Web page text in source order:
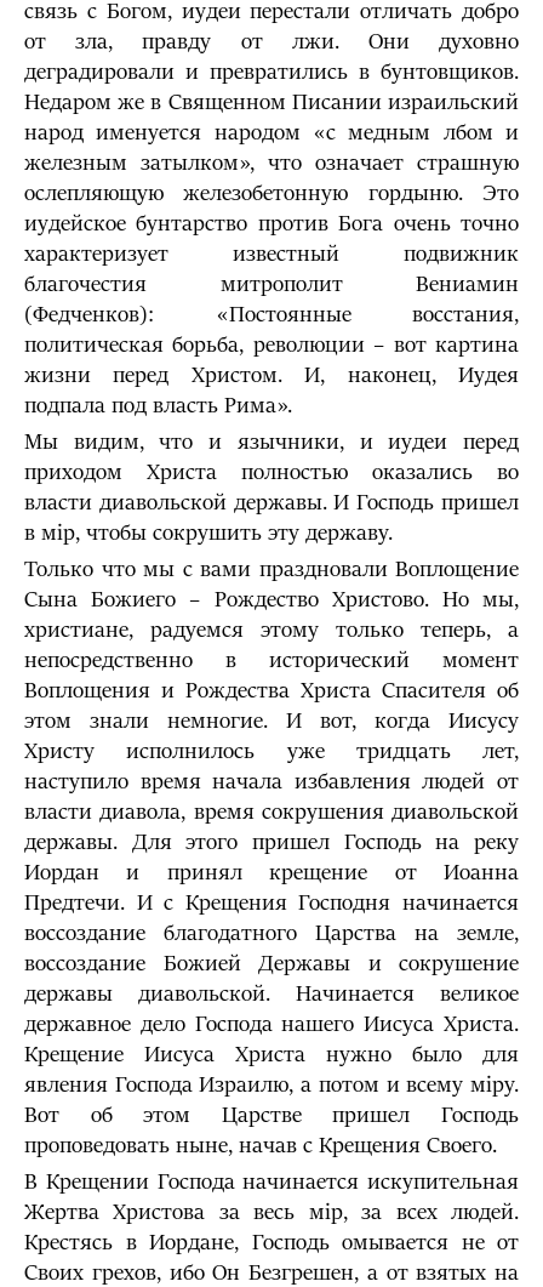
связь с Богом, иудеи перестали отличать добро
от зла, правду от лжи. Они духовно
деградировали и превратились в бунтовщиков.
Недаром же в Священном Писании израильский
народ именуется народом «с медным лбом и
железным затылком», что означает страшную
ослепляющую железобетонную гордыню. Это
иудейское бунтарство против Бога очень точно
характеризует известный подвижник
благочестия митрополит Вениамин
(Федченков): «Постоянные восстания,
политическая борьба, революции – вот картина
жизни перед Христом. И, наконец, Иудея
подпала под власть Рима».
Мы видим, что и язычники, и иудеи перед
приходом Христа полностью оказались во
власти диавольской державы. И Господь пришел
в мiр, чтобы сокрушить эту державу.
Только что мы с вами праздновали Воплощение
Сына Божиего – Рождество Христово. Но мы,
христиане, радуемся этому только теперь, а
непосредственно в исторический момент
Воплощения и Рождества Христа Спасителя об
этом знали немногие. И вот, когда Иисусу
Христу исполнилось уже тридцать лет,
наступило время начала избавления людей от
власти диавола, время сокрушения диавольской
державы. Для этого пришел Господь на реку
Иордан и принял крещение от Иоанна
Предтечи. И с Крещения Господня начинается
воссоздание благодатного Царства на земле,
воссоздание Божией Державы и сокрушение
державы диавольской. Начинается великое
державное дело Господа нашего Иисуса Христа.
Крещение Иисуса Христа нужно было для
явления Господа Израилю, а потом и всему мiру.
Вот об этом Царстве пришел Господь
проповедовать ныне, начав с Крещения Своего.
В Крещении Господа начинается искупительная
Жертва Христова за весь мiр, за всех людей.
Крестясь в Иордане, Господь омывается не от
Своих грехов, ибо Он Безгрешен, а от взятых на